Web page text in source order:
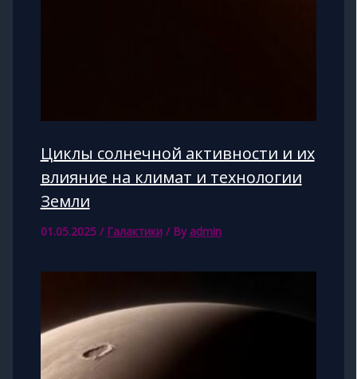
Циклы солнечной активности и их
влияние на климат и технологии
Земли
01.05.2025 / Галактики/ By admin